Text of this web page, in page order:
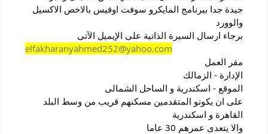
جيدة جدا ببرنامج المايكرو سوفت اوفيس بالاخص الاكسيل
والوورد
برجاء ارسال السيرة الذاتية على الإيميل الآتى
elfakharanyahmed252@yahoo.com
مقر العمل
الإدارة - الزمالك
الموقع - اسكندرية و الساحل الشمالى
على ان يكونو المتقدمين مسكنهم قريب من وسط البلد
القاهرة و اسكندرية
والا يتعدى عمرهم 30 عاما